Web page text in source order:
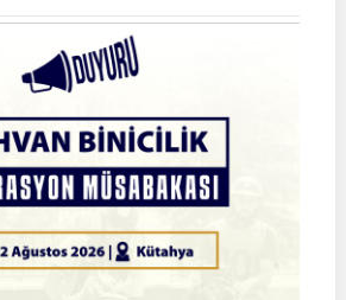
2026
Türkiye
Şampiyonası
Final
|